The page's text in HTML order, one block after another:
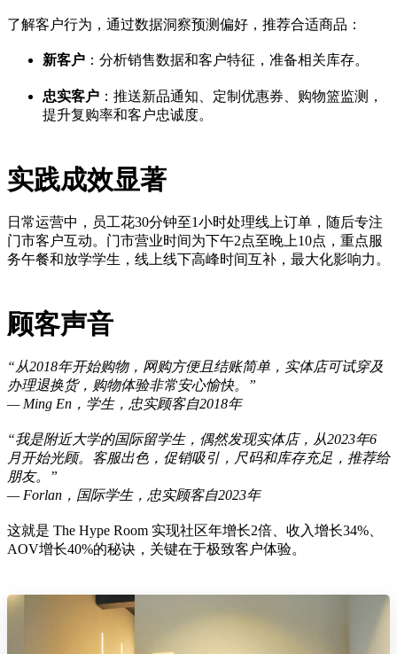
了解客户行为，通过数据洞察预测偏好，推荐合适商品：
新客户 ：分析销售数据和客户特征，准备相关库存。
忠实客户 ：推送新品通知、定制优惠券、购物篮监测，
提升复购率和客户忠诚度。
实践成效显著
日常运营中，员工花30分钟至1小时处理线上订单，随后专注
门市客户互动。门市营业时间为下午2点至晚上10点，重点服
务午餐和放学学生，线上线下高峰时间互补，最大化影响力。
顾客声音
“从2018年开始购物，网购方便且结账简单，实体店可试穿及
办理退换货，购物体验非常安心愉快。”
— Ming En，学生，忠实顾客自2018年
“我是附近大学的国际留学生，偶然发现实体店，从2023年6
月开始光顾。客服出色，促销吸引，尺码和库存充足，推荐给
朋友。”
— Forlan，国际学生，忠实顾客自2023年
这就是 The Hype Room 实现社区年增长2倍、收入增长34%、
AOV增长40%的秘诀，关键在于极致客户体验。